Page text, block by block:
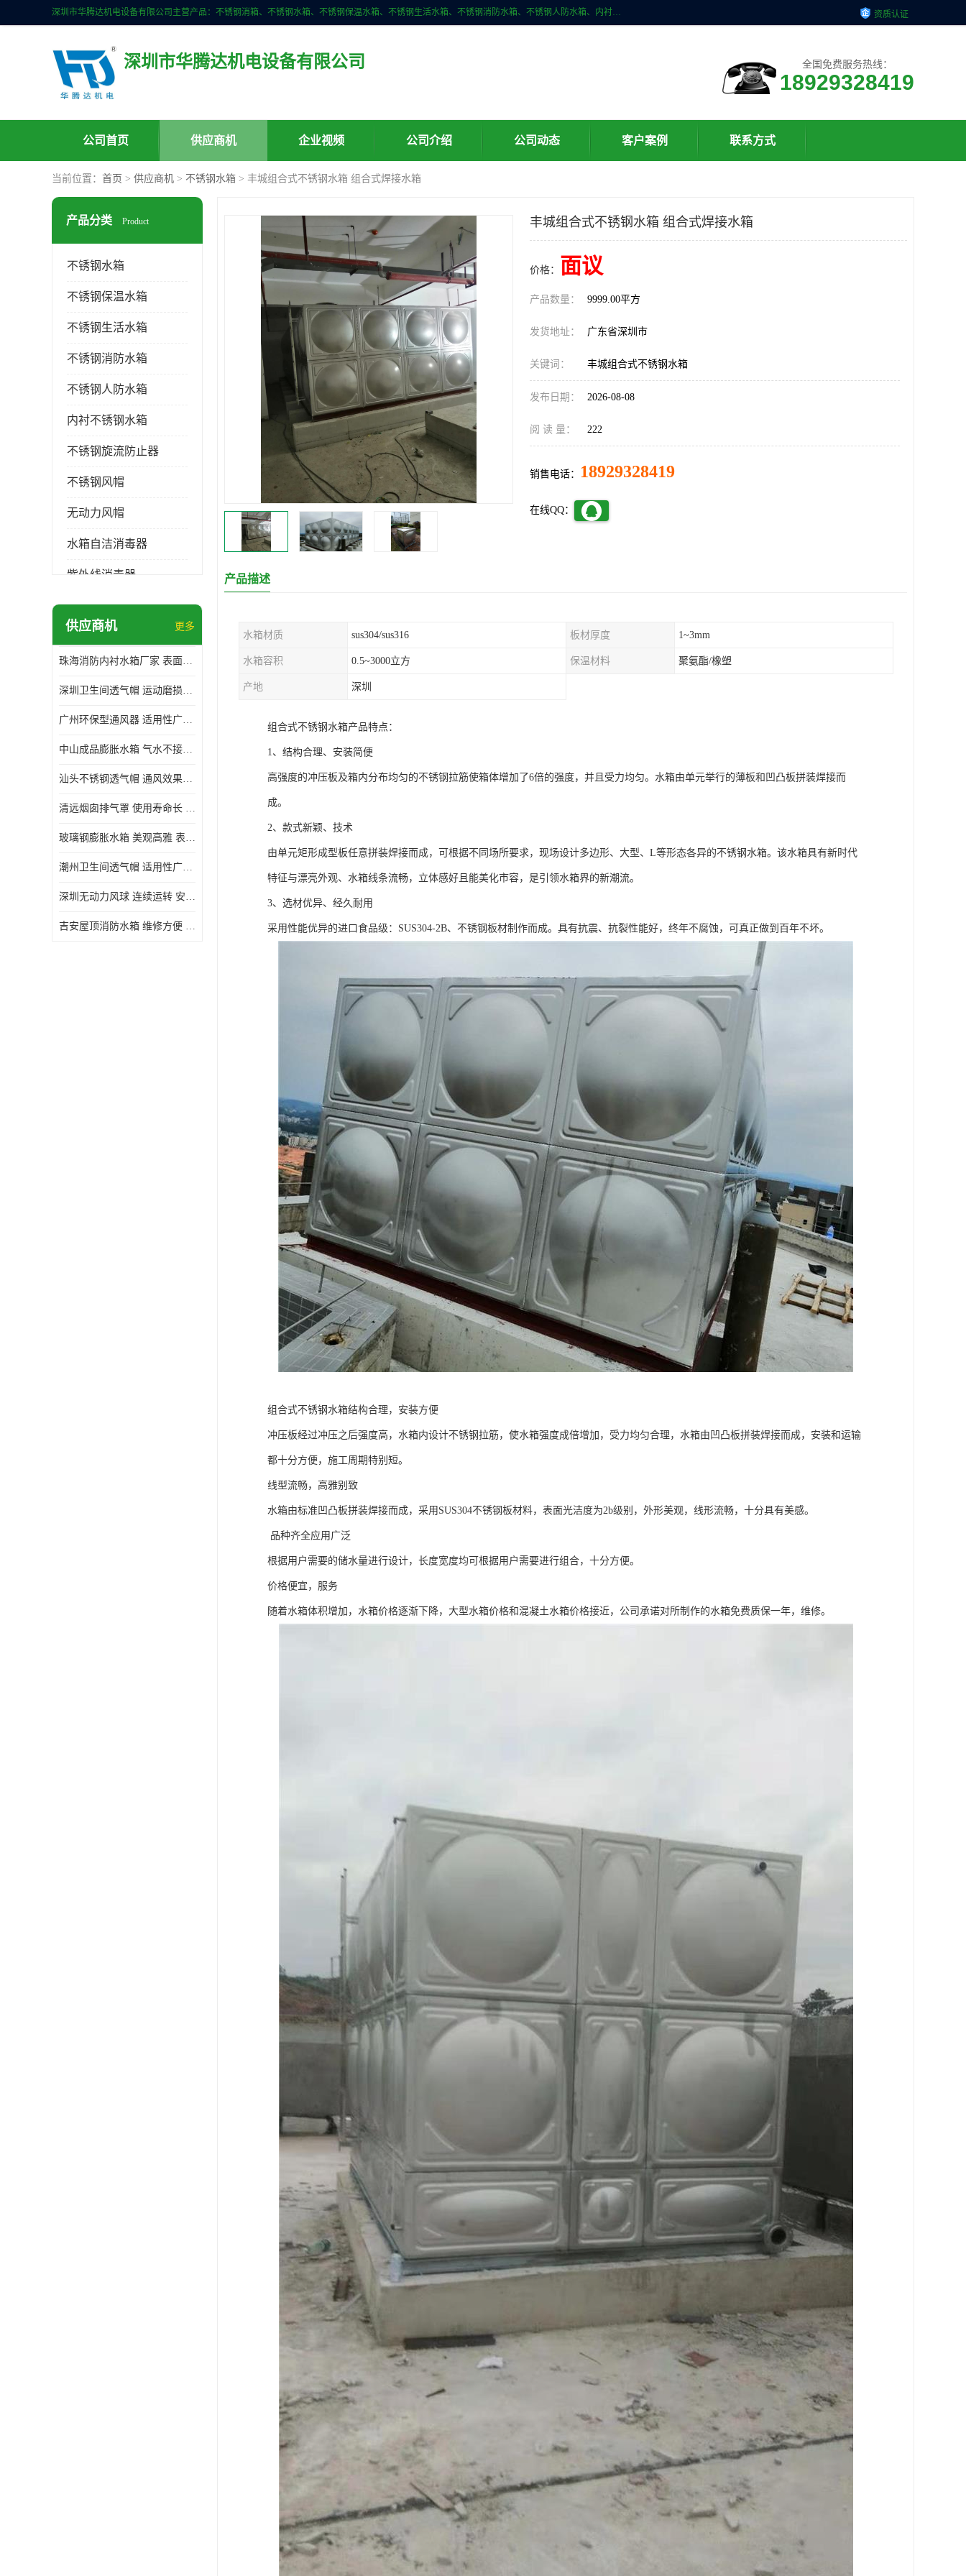
深圳市华腾达机电设备有限公司主营产品：不锈钢消箱、不锈钢水箱、不锈钢保温水箱、不锈钢生活水箱、不锈钢消防水箱、不锈钢人防水箱、内衬不锈钢水箱、膨胀水箱、不锈钢风帽、无动力风帽、水箱自洁消毒器、紫外线消毒器、不锈钢旋流防止器、组合式不锈钢水箱等。 资质认证
深圳市华腾达机电设备有限公司 全国免费服务热线：
18929328419
公司首页 供应商机 企业视频 公司介绍 公司动态 客户案例 联系方式
当前位置： 首页 > 供应商机 > 不锈钢水箱 > 丰城组合式不锈钢水箱 组合式焊接水箱
产品分类 Product
不锈钢水箱
不锈钢保温水箱
不锈钢生活水箱
不锈钢消防水箱
不锈钢人防水箱
内衬不锈钢水箱
不锈钢旋流防止器
不锈钢风帽
无动力风帽
水箱自洁消毒器
紫外线消毒器
膨胀水箱
生活水箱
镀锌钢板水箱
供应商机 更多
珠海消防内衬水箱厂家 表面光滑 施工设计合理
深圳卫生间透气帽 运动磨损小 重量轻 无噪音
广州环保型通风器 适用性广泛 灰尘不易附着
中山成品膨胀水箱 气水不接触 一次充气可保持长久使用
汕头不锈钢透气帽 通风效果好 无噪音 无火花
清远烟囱排气罩 使用寿命长 安装简便迅捷
玻璃钢膨胀水箱 美观高雅 表面光洁美观
潮州卫生间透气帽 适用性广泛 可以长期运行
深圳无动力风球 连续运转 安装操作简便
吉安屋顶消防水箱 维修方便 箱体钢度足
丰城组合式不锈钢水箱 组合式焊接水箱
价格： 面议
产品数量： 9999.00平方
发货地址： 广东省深圳市
关键词： 丰城组合式不锈钢水箱
发布日期： 2026-08-08
阅 读 量： 222
销售电话： 18929328419
在线QQ：
产品描述
水箱材质 sus304/sus316 板材厚度 1~3mm
水箱容积 0.5~3000立方 保温材料 聚氨酯/橡塑
产地 深圳
组合式不锈钢水箱产品特点：
1、结构合理、安装简便
高强度的冲压板及箱内分布均匀的不锈钢拉筋使箱体增加了6倍的强度，并且受力均匀。水箱由单元举行的薄板和凹凸板拼装焊接而
成。
2、款式新颖、技术
由单元矩形成型板任意拼装焊接而成，可根据不同场所要求，现场设计多边形、大型、L等形态各异的不锈钢水箱。该水箱具有新时代
特征与漂亮外观、水箱线条流畅，立体感好且能美化市容，是引领水箱界的新潮流。
3、选材优异、经久耐用
采用性能优异的进口食品级：SUS304-2B、不锈钢板材制作而成。具有抗震、抗裂性能好，终年不腐蚀，可真正做到百年不坏。
组合式不锈钢水箱结构合理，安装方便
冲压板经过冲压之后强度高，水箱内设计不锈钢拉筋，使水箱强度成倍增加，受力均匀合理，水箱由凹凸板拼装焊接而成，安装和运输
都十分方便，施工周期特别短。
线型流畅，高雅别致
水箱由标准凹凸板拼装焊接而成，采用SUS304不锈钢板材料，表面光洁度为2b级别，外形美观，线形流畅，十分具有美感。
品种齐全应用广泛
根据用户需要的储水量进行设计，长度宽度均可根据用户需要进行组合，十分方便。
价格便宜，服务
随着水箱体积增加，水箱价格逐渐下降，大型水箱价格和混凝土水箱价格接近，公司承诺对所制作的水箱免费质保一年，维修。